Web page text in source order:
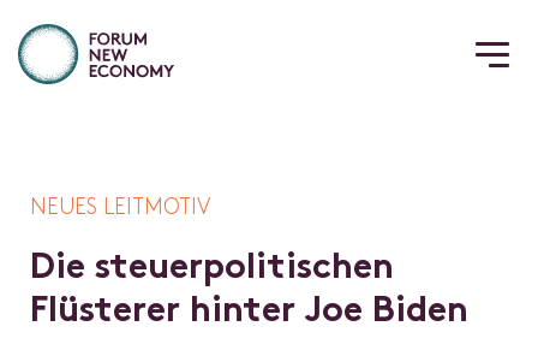
NEUES LEITMOTIV
Die steuerpolitischen
Flüsterer hinter Joe Biden